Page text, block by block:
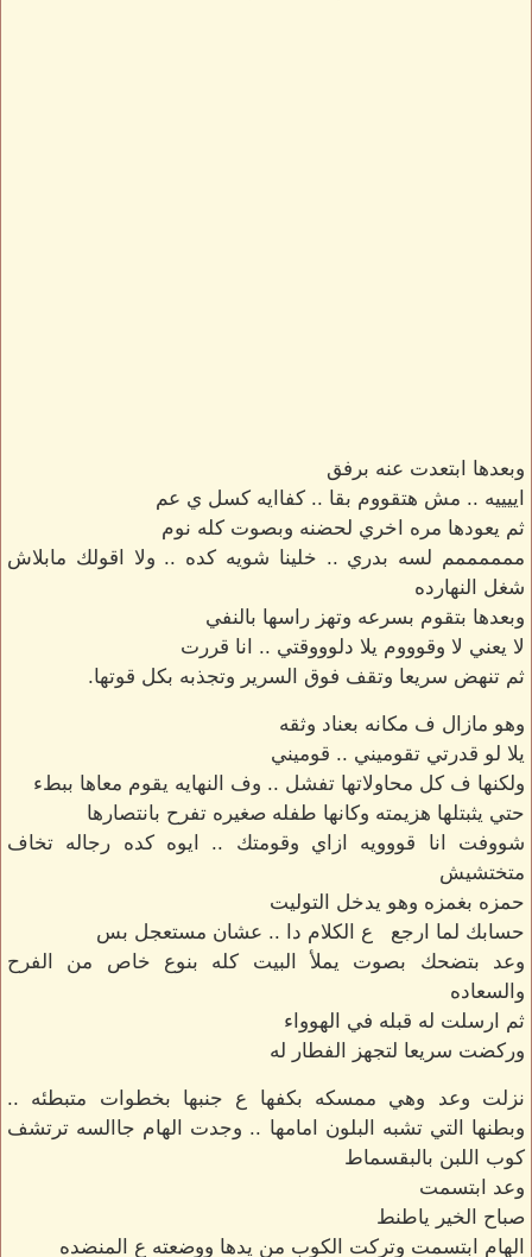
وبعدها ابتعدت عنه برفق
اييييه .. مش هتقووم بقا .. كفاايه كسل ي عم
ثم يعودها مره اخري لحضنه وبصوت كله نوم
ممممممم لسه بدري .. خلينا شويه كده .. ولا اقولك مابلاش
شغل النهارده
وبعدها بتقوم بسرعه وتهز راسها بالنفي
لا يعني لا وقوووم يلا دلوووقتي .. انا قررت
ثم تنهض سريعا وتقف فوق السرير وتجذبه بكل قوتها.
وهو مازال ف مكانه بعناد وثقه
يلا لو قدرتي تقوميني .. قوميني
ولكنها ف كل محاولاتها تفشل .. وف النهايه يقوم معاها ببطء
حتي يثبتلها هزيمته وكانها طفله صغيره تفرح بانتصارها
شووفت انا قووويه ازاي وقومتك .. ايوه كده رجاله تخاف
متختشيش
حمزه بغمزه وهو يدخل التوليت
حسابك لما ارجع ع الكلام دا .. عشان مستعجل بس
وعد بتضحك بصوت يملأ البيت كله بنوع خاص من الفرح
والسعاده
ثم ارسلت له قبله في الهوواء
وركضت سريعا لتجهز الفطار له
نزلت وعد وهي ممسكه بكفها ع جنبها بخطوات متبطئه ..
وبطنها التي تشبه البلون امامها .. وجدت الهام جاالسه ترتشف
كوب اللبن بالبقسماط
وعد ابتسمت
صباح الخير ياطنط
الهام ابتسمت وتركت الكوب من يدها ووضعته ع المنضده